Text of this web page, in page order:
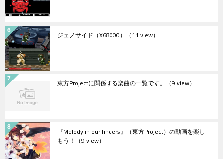
ジェノサイド（X68000） （11 view）
東方Projectに関係する楽曲の一覧です。 （9 view）
『Melody in our finders』（東方Project）の動画を楽し
もう！ （9 view）